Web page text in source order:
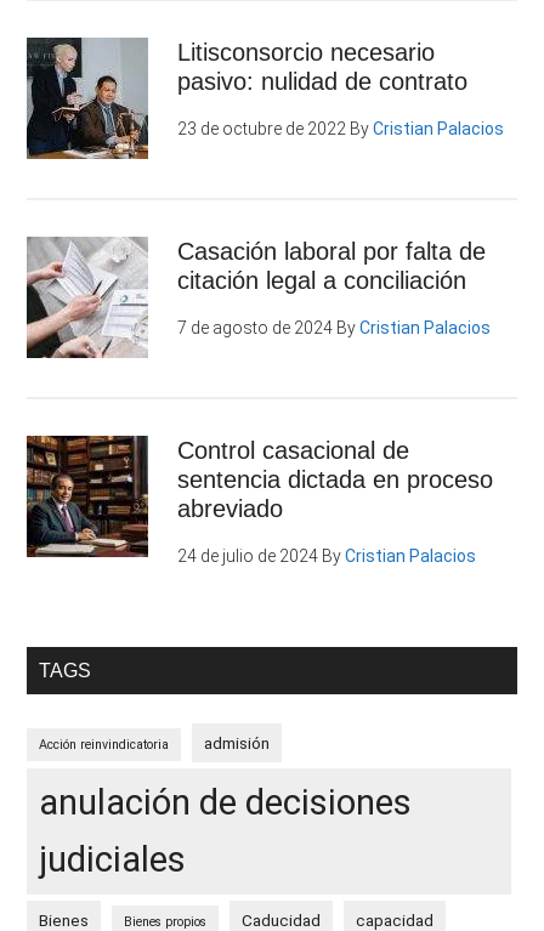
Litisconsorcio necesario
pasivo: nulidad de contrato
23 de octubre de 2022 ByCristian Palacios
Casación laboral por falta de
citación legal a conciliación
7 de agosto de 2024 ByCristian Palacios
Control casacional de
sentencia dictada en proceso
abreviado
24 de julio de 2024 ByCristian Palacios
TAGS
Acción reinvindicatoria admisión
anulación de decisiones
judiciales
Bienes Bienes propios Caducidad capacidad